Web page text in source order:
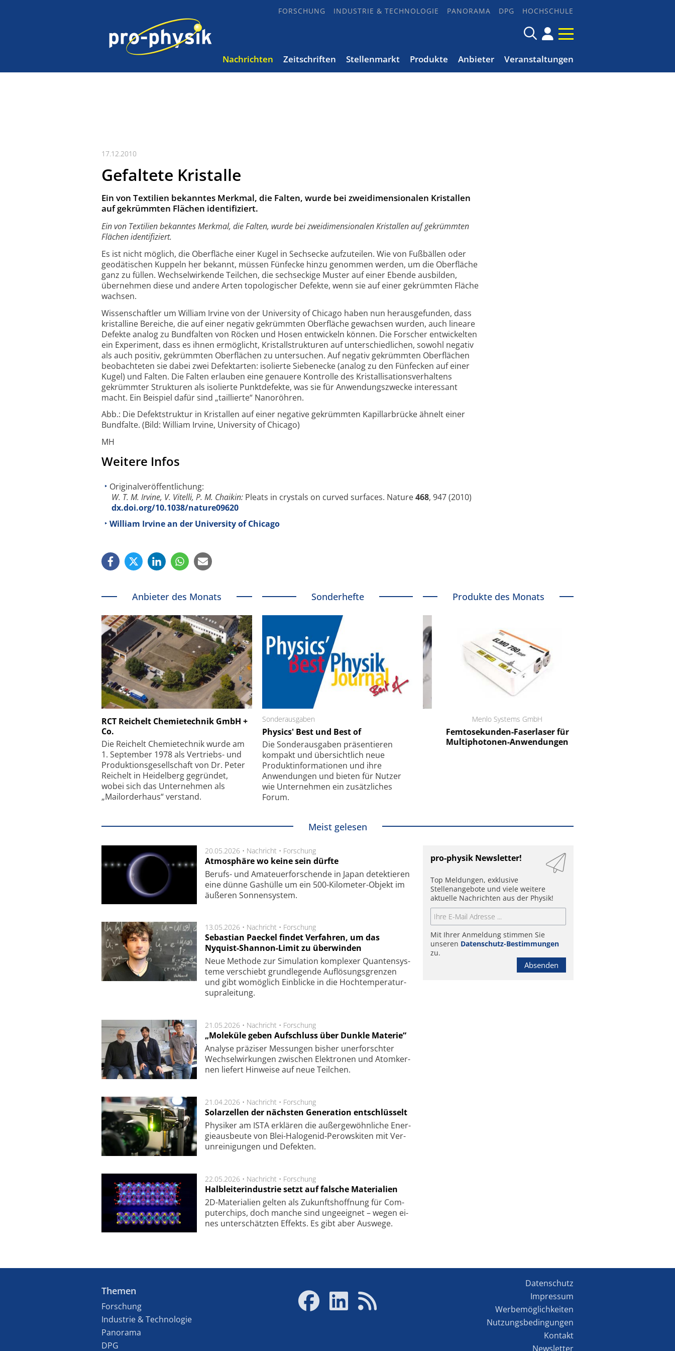
FORSCHUNG INDUSTRIE & TECHNOLOGIE PANORAMA DPG HOCHSCHULE
Nachrichten Zeitschriften Stellenmarkt Produkte Anbieter Veranstaltungen
17.12.2010
Gefaltete Kristalle
Ein von Textilien bekanntes Merkmal, die Falten, wurde bei zweidimensionalen Kristallen
auf gekrümmten Flächen identifiziert.
Ein von Textilien bekanntes Merkmal, die Falten, wurde bei zweidimensionalen Kristallen auf gekrümmten
Flächen identifiziert.
Es ist nicht möglich, die Oberfläche einer Kugel in Sechsecke aufzuteilen. Wie von Fußbällen oder
geodätischen Kuppeln her bekannt, müssen Fünfecke hinzu genommen werden, um die Oberfläche
ganz zu füllen. Wechselwirkende Teilchen, die sechseckige Muster auf einer Ebende ausbilden,
übernehmen diese und andere Arten topologischer Defekte, wenn sie auf einer gekrümmten Fläche
wachsen.
Wissenschaftler um William Irvine von der University of Chicago haben nun herausgefunden, dass
kristalline Bereiche, die auf einer negativ gekrümmten Oberfläche gewachsen wurden, auch lineare
Defekte analog zu Bundfalten von Röcken und Hosen entwickeln können. Die Forscher entwickelten
ein Experiment, dass es ihnen ermöglicht, Kristallstrukturen auf unterschiedlichen, sowohl negativ
als auch positiv, gekrümmten Oberflächen zu untersuchen. Auf negativ gekrümmten Oberflächen
beobachteten sie dabei zwei Defektarten: isolierte Siebenecke (analog zu den Fünfecken auf einer
Kugel) und Falten. Die Falten erlauben eine genauere Kontrolle des Kristallisationsverhaltens
gekrümmter Strukturen als isolierte Punktdefekte, was sie für Anwendungszwecke interessant
macht. Ein Beispiel dafür sind „taillierte“ Nanoröhren.
Abb.: Die Defektstruktur in Kristallen auf einer negative gekrümmten Kapillarbrücke ähnelt einer
Bundfalte. (Bild: William Irvine, University of Chicago)
MH
Weitere Infos
Originalveröffentlichung:
W. T. M. Irvine, V. Vitelli, P. M. Chaikin: Pleats in crystals on curved surfaces. Nature468, 947 (2010)
dx.doi.org/10.1038/nature09620
William Irvine an der University of Chicago
Anbieter des Monats
RCT Reichelt Chemietechnik GmbH +
Co.
Die Reichelt Chemietechnik wurde am
1. September 1978 als Vertriebs- und
Produktionsgesellschaft von Dr. Peter
Reichelt in Heidelberg gegründet,
wobei sich das Unternehmen als
„Mailorderhaus“ verstand.
Sonderhefte
Sonderausgaben
Physics' Best und Best of
Die Sonder­ausgaben präsentieren
kompakt und übersichtlich neue
Produkt­informationen und ihre
Anwendungen und bieten für Nutzer
wie Unternehmen ein zusätzliches
Forum.
Produkte des Monats
Schäfter + Kirchhoff GmbH
Feinfokussierungsmechanismus
Elektronenmikroskopie auf
kleinstem Raum
Menlo Systems GmbH
Femtosekunden-Faserlaser für
Multiphotonen-Anwendungen
Meist gelesen
20.05.2026 • Nachricht • Forschung
Atmosphäre wo keine sein dürfte
Berufs- und Ama­teuer­for­schen­de in Japan de­tek­tie­ren
eine dün­ne Gas­hül­le um ein 500-Kilo­meter-Objekt im
äu­ße­ren Son­nen­sys­tem.
13.05.2026 • Nachricht • Forschung
Sebastian Paeckel findet Verfahren, um das
Nyquist-Shannon-Limit zu überwinden
Neue Methode zur Simu­la­tion kom­ple­xer Quan­ten­sys­
te­me ver­schiebt grund­le­gen­de Auf­lösungs­gren­zen
und gibt wo­mög­lich Ein­blicke in die Hoch­tempe­ra­tur­
supra­lei­tung.
21.05.2026 • Nachricht • Forschung
„Moleküle geben Aufschluss über Dunkle Materie“
Analyse prä­zi­ser Mes­sung­en bis­her un­er­for­schter
Wech­sel­wir­kung­en zwi­schen Elek­tro­nen und Atom­ker­
nen lie­fert Hin­wei­se auf neue Teil­chen.
21.04.2026 • Nachricht • Forschung
Solarzellen der nächsten Generation entschlüsselt
Physiker am ISTA er­klä­ren die außer­ge­wöhn­li­che Ener­
gie­aus­beu­te von Blei-Halo­ge­nid-Perows­ki­ten mit Ver­
unrei­ni­gung­en und De­fek­ten.
22.05.2026 • Nachricht • Forschung
Halbleiterindustrie setzt auf falsche Materialien
2D-Mate­ri­a­li­en gel­ten als Zu­kunfts­hoff­nung für Com­
pu­ter­chips, doch man­che sind un­ge­eig­net – we­gen ei­
nes un­ter­schätz­ten Ef­fekts. Es gibt aber Aus­we­ge.
pro-physik Newsletter!
Top Meldungen, exklusive
Stellenangebote und viele weitere
aktuelle Nachrichten aus der Physik!
Mit Ihrer Anmeldung stimmen Sie
unseren Datenschutz-Bestimmungen
zu.
Absenden
Themen
Forschung
Industrie & Technologie
Panorama
DPG
Datenschutz
Impressum
Werbemöglichkeiten
Nutzungsbedingungen
Kontakt
Newsletter